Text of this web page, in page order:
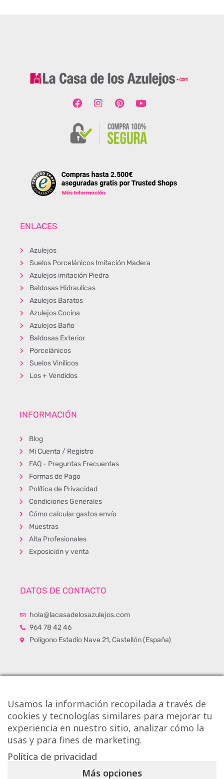
ENLACES
Azulejos
Suelos Porcelánicos Imitación Madera
Azulejos imitación Piedra
Baldosas Hidraulicas
Azulejos Baratos
Azulejos Cocina
Azulejos Baño
Baldosas Exterior
Porcelánicos
Suelos Vinílicos
Los + Vendidos
INFORMACIÓN
Blog
Mi Cuenta / Registro
FAQ - Preguntas Frecuentes
Formas de Pago
Política de Privacidad
Condiciones Generales
Cómo calcular gastos envío
Muestras
Alta Profesionales
Exposición y venta
DATOS DE CONTACTO
hola@lacasadelosazulejos.com
964 78 42 46
Polígono Estadio Nave 21, Castellón (España)
Usamos la información recopilada a través de
cookies y tecnologías similares para mejorar tu
experiencia en nuestro sitio, analizar cómo la
usas y para fines de marketing.
Política de privacidad
Más opciones